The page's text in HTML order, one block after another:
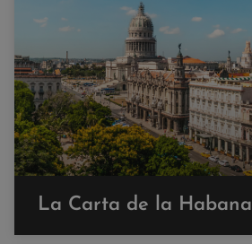
La Carta de la Habana